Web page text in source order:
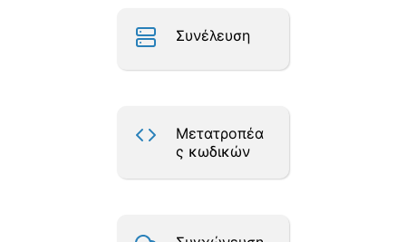
Συνέλευση
Μετατροπέα
ς κωδικών